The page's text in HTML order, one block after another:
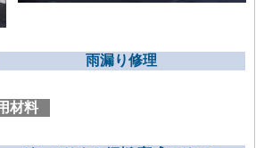
雨漏り修理
材料